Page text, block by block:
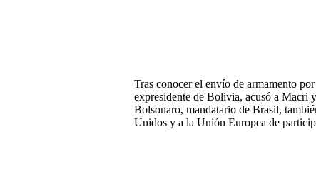
Tras conocer el envío de armamento
expresidente de Bolivia, acusó a Macri
Bolsonaro, mandatario de Brasil,
Unidos y a la Unión Europea de